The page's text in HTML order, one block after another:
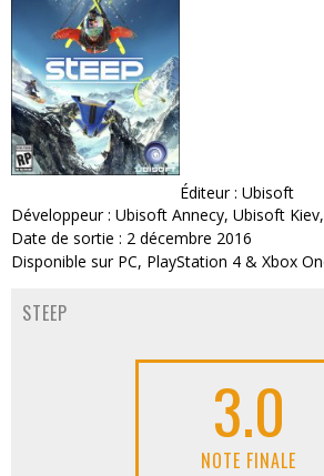
Éditeur : Ubisoft
Développeur : Ubisoft Annecy, Ubisoft
Date de sortie : 2 décembre 2016
Disponible sur PC, PlayStation 4 & Xbox
STEEP
3.0
NOTE FINALE